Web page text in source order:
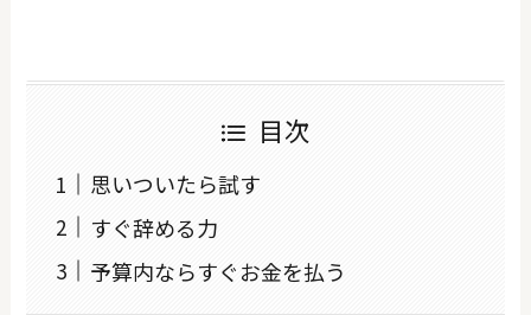
目次
思いついたら試す
すぐ辞める力
予算内ならすぐお金を払う